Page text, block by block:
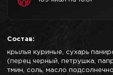
Состав:
крылья куриные, сухарь
(перец черный, петрушка,
тмин, соль, масло